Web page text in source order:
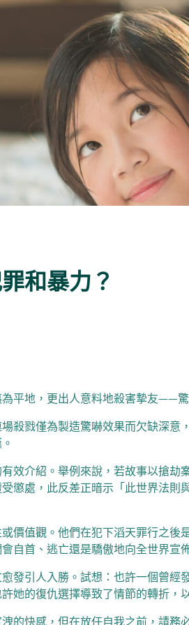
和暴力？
為平地，更出人意料地殺害摯友——
殺戮僅為製造驚嚇效果而欠缺深意
效介紹。舉例來說，若故事以搶劫
懲處，此反差正暗示「此世界法則
價值觀。他們在犯下滔天罪行之後
自首、逃亡還是驕傲地向全世界宣
發引人入勝。試想：也許一個曾經
她的復仇選擇導致了情節的轉折，
的快感，但在放任自我之前，請務